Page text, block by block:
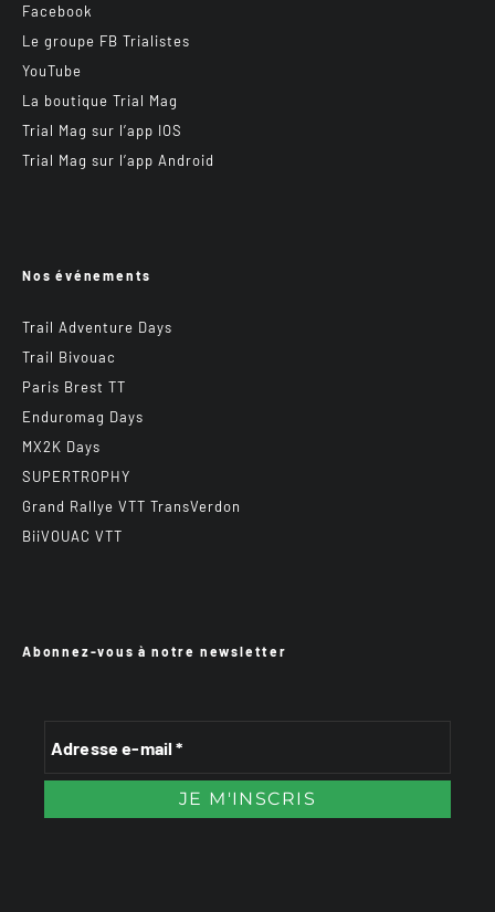
Facebook
Le groupe FB Trialistes
YouTube
La boutique Trial Mag
Trial Mag sur l’app IOS
Trial Mag sur l’app Android
Nos événements
Trail Adventure Days
Trail Bivouac
Paris Brest TT
Enduromag Days
MX2K Days
SUPERTROPHY
Grand Rallye VTT TransVerdon
BiiVOUAC VTT
Abonnez-vous à notre newsletter